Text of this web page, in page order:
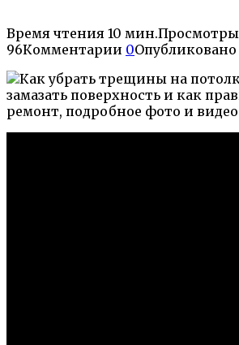
Время чтения 10 мин.Просмотры
96Комментарии 0Опубликовано